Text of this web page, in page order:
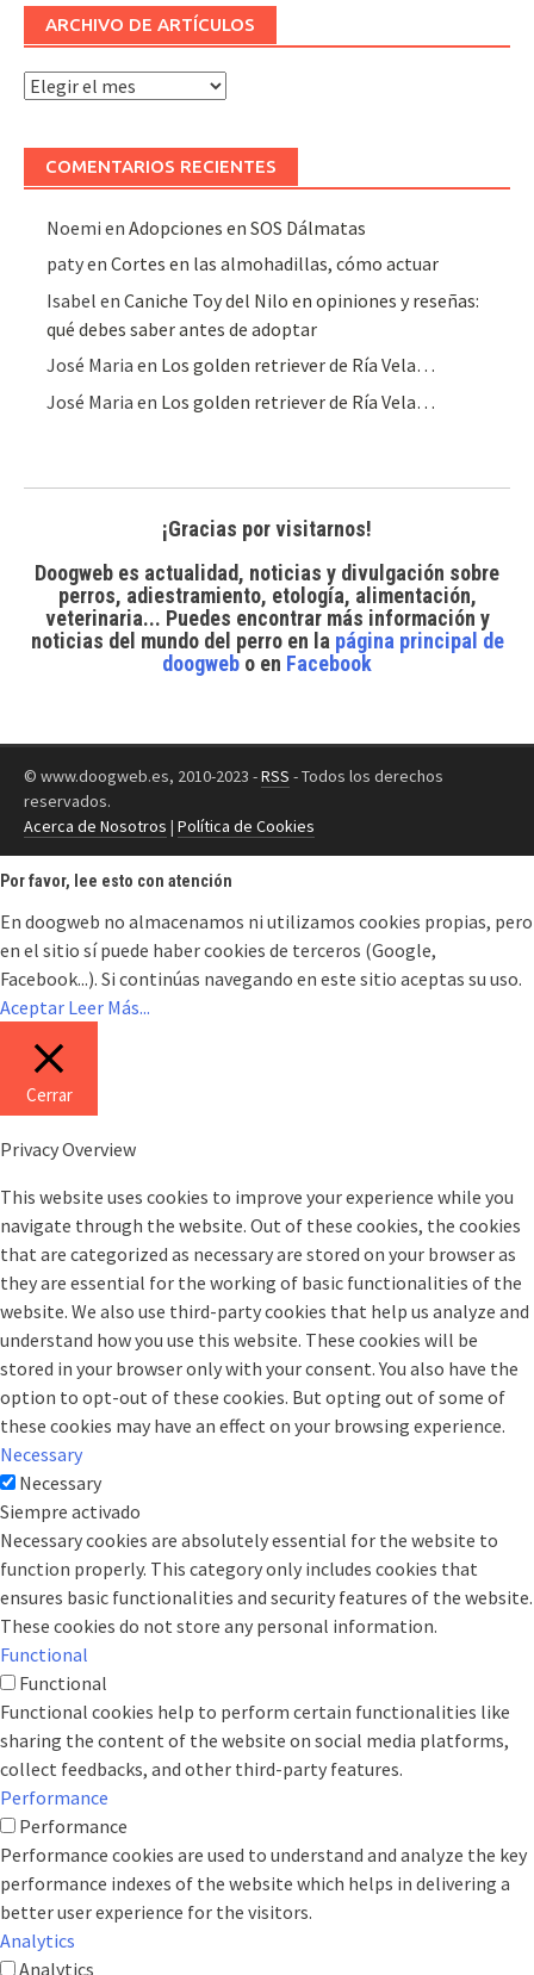
ARCHIVO DE ARTÍCULOS
Archivo
COMENTARIOS RECIENTES
Noemi enAdopciones en SOS Dálmatas
patyenCortes en las almohadillas, cómo actuar
Isabel enCaniche Toy del Nilo en opiniones y reseñas:
qué debes saber antes de adoptar
José Maria en Los golden retriever de Ría Vela…
José Maria en Los golden retriever de Ría Vela…
¡Gracias por visitarnos!
Doogweb es actualidad, noticias y divulgación sobre
perros, adiestramiento, etología, alimentación,
veterinaria... Puedes encontrar más información y
noticias del mundo del perroen la página principal de
doogweb o en Facebook
© www.doogweb.es, 2010-2023 -RSS - Todos los derechos
reservados.
Acerca de Nosotros | Política de Cookies
Por favor, lee esto con atención
En doogweb no almacenamos ni utilizamos cookies propias, pero
en el sitio sí puede haber cookies de terceros (Google,
Facebook...). Si continúas navegando en este sitio aceptas su uso.
Aceptar Leer Más...
Cerrar
Privacy Overview
This website uses cookies to improve your experience while you
navigate through the website. Out of these cookies, the cookies
that are categorized as necessary are stored on your browser as
they are essential for the working of basic functionalities of the
website. We also use third-party cookies that help us analyze and
understand how you use this website. These cookies will be
stored in your browser only with your consent. You also have the
option to opt-out of these cookies. But opting out of some of
these cookies may have an effect on your browsing experience.
Necessary
Necessary
Siempre activado
Necessary cookies are absolutely essential for the website to
function properly. This category only includes cookies that
ensures basic functionalities and security features of the website.
These cookies do not store any personal information.
Functional
Functional
Functional cookies help to perform certain functionalities like
sharing the content of the website on social media platforms,
collect feedbacks, and other third-party features.
Performance
Performance
Performance cookies are used to understand and analyze the key
performance indexes of the website which helps in delivering a
better user experience for the visitors.
Analytics
Analytics